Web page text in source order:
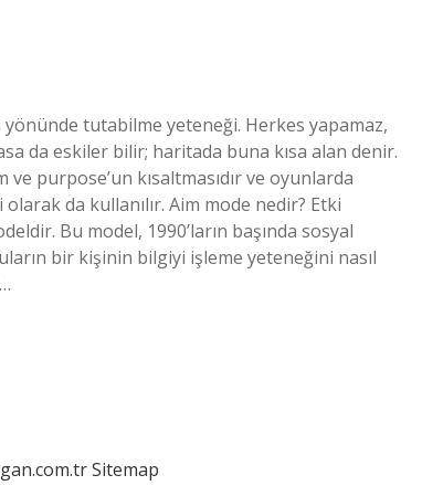
yönünde tutabilme yeteneği. Herkes yapamaz,
da eskiler bilir; haritada buna kısa alan denir.
purpose’un kısaltmasıdır ve oyunlarda
da kullanılır. Aim mode nedir? Etki
Bu model, 1990’ların başında sosyal
bir kişinin bilgiyi işleme yeteneğini nasıl
Sitemap